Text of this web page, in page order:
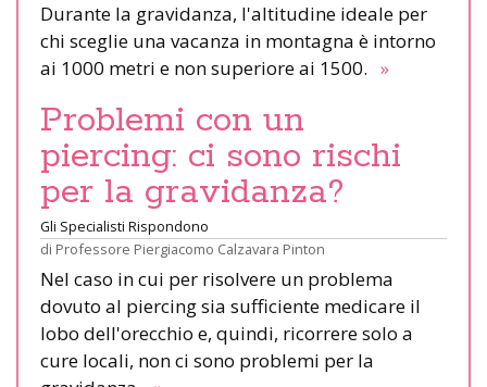
Durante la gravidanza, l'altitudine ideale per
chi sceglie una vacanza in montagna è intorno
ai 1000 metri e non superiore ai 1500. »
Problemi con un
piercing: ci sono rischi
per la gravidanza?
Gli Specialisti Rispondono
di Professore Piergiacomo Calzavara Pinton
Nel caso in cui per risolvere un problema
dovuto al piercing sia sufficiente medicare il
lobo dell'orecchio e, quindi, ricorrere solo a
cure locali, non ci sono problemi per la